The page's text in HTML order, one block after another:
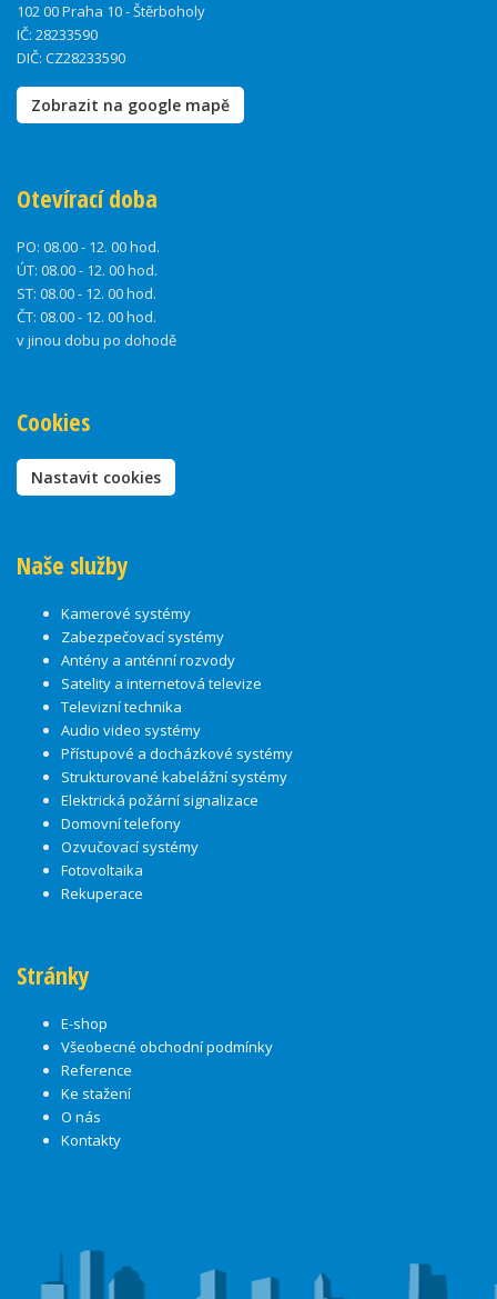
102 00 Praha 10 - Štěrboholy
IČ: 28233590
DIČ: CZ28233590
Zobrazit na google mapě
Otevírací doba
PO: 08.00 - 12. 00 hod.
ÚT: 08.00 - 12. 00 hod.
ST: 08.00 - 12. 00 hod.
ČT: 08.00 - 12. 00 hod.
v jinou dobu po dohodě
Cookies
Nastavit cookies
Naše služby
Kamerové systémy
Zabezpečovací systémy
Antény a anténní rozvody
Satelity a internetová televize
Televizní technika
Audio video systémy
Přístupové a docházkové systémy
Strukturované kabelážní systémy
Elektrická požární signalizace
Domovní telefony
Ozvučovací systémy
Fotovoltaika
Rekuperace
Stránky
E-shop
Všeobecné obchodní podmínky
Reference
Ke stažení
O nás
Kontakty